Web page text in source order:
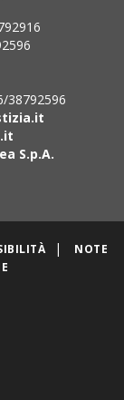
38792596
S.p.A.
|
NOTE